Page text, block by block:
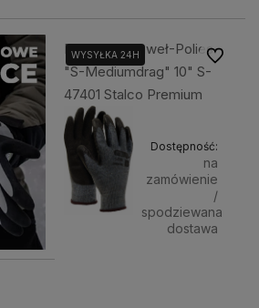
Rękawice Baweł-Polies.
"S-Mediumdrag" 10" S-
47401 Stalco Premium
WYSYŁKA 24H
Dostępność:
na
zamówienie
/
spodziewana
dostawa
Do